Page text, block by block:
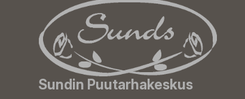
Sundin Puutarhakeskus